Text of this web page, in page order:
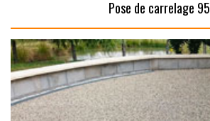
Pose de carrelage 95